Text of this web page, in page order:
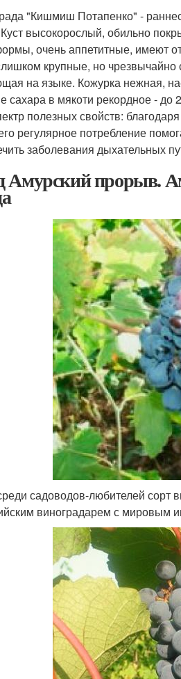
"Кишмиш Потапенко" -
Куст высокорослый, обильно
очень аппетитные, имеют
крупные, но
на языке. Кожурка нежная,
сахара в мякоти рекордное - до
полезных свойств:
регулярное потребление
заболевания дыхательных
Амурский прорыв.
садоводов-любителей сорт
виноградарем с